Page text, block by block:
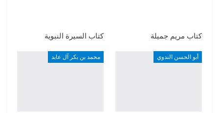
كتاب مريم جميلة كتاب السيرة النبوية
أبو الحسن الندوي محمد بن بكر آل عابد